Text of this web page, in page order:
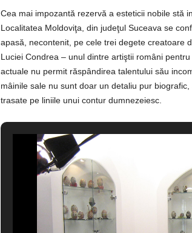
Cea mai impozantă rezervă a esteticii nobile stă
Localitatea Moldoviţa, din judeţul Suceava se
apasă, necontenit, pe cele trei degete creatoare
Luciei Condrea – unul dintre artiştii români
actuale nu permit răspândirea talentului său
mâinile sale nu sunt doar un detaliu pur
trasate pe liniile unui contur dumnezeiesc.